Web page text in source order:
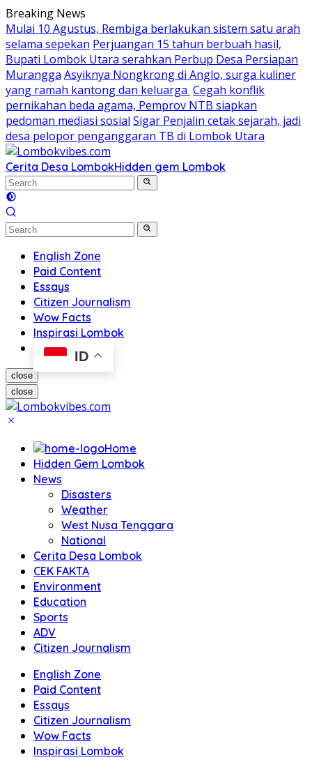
Skip
to
content
Breaking News
Mulai 10 Agustus, Rembiga berlakukan sistem satu arah
selama sepekan Perjuangan 15 tahun berbuah hasil,
Bupati Lombok Utara serahkan Perbup Desa Persiapan
Murangga Asyiknya Nongkrong di Anglo, surga kuliner
yang ramah kantong dan keluarga Cegah konflik
pernikahan beda agama, Pemprov NTB siapkan
pedoman mediasi sosial Sigar Penjalin cetak sejarah, jadi
desa pelopor penganggaran TB di Lombok Utara
Cerita Desa LombokHidden gem Lombok
English Zone
Paid Content
Essays
Citizen Journalism
Wow Facts
Inspirasi Lombok
ID
close
close
Home
Hidden Gem Lombok
News
Disasters
Weather
West Nusa Tenggara
National
Cerita Desa Lombok
CEK FAKTA
Environment
Education
Sports
ADV
Citizen Journalism
English Zone
Paid Content
Essays
Citizen Journalism
Wow Facts
Inspirasi Lombok